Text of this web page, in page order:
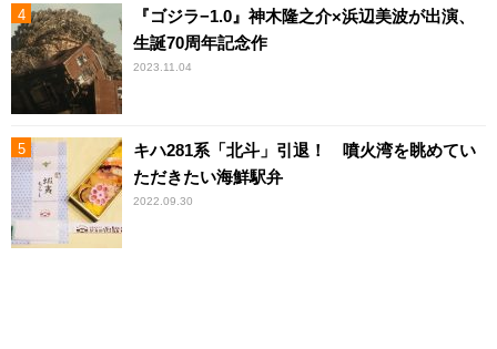
『ゴジラ−1.0』神木隆之介×浜辺美波が出演、
生誕70周年記念作
2023.11.04
キハ281系「北斗」引退！ 噴火湾を眺めてい
ただきたい海鮮駅弁
2022.09.30